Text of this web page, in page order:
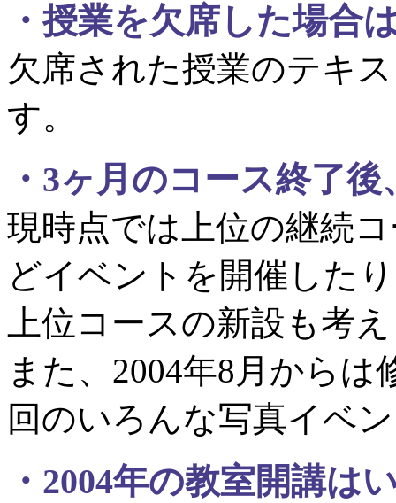
・授業を欠席した場合
欠席された授業のテキ
す。
・ 3ヶ月のコース終了
現時点では上位の継続
どイベントを開催した
上位コースの新設も考
また、2004年8月から
回のいろんな写真イベ
・ 2004年の教室開講は